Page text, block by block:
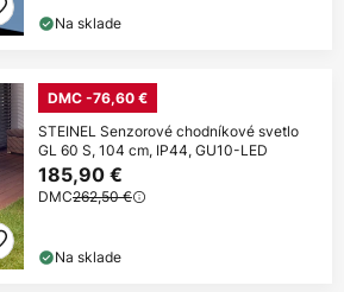
Na sklade
DMC -76,60 €
STEINEL Senzorové chodníkové svetlo
GL 60 S, 104 cm, IP44, GU10-LED
185,90 €
DMC262,50 €
Na sklade